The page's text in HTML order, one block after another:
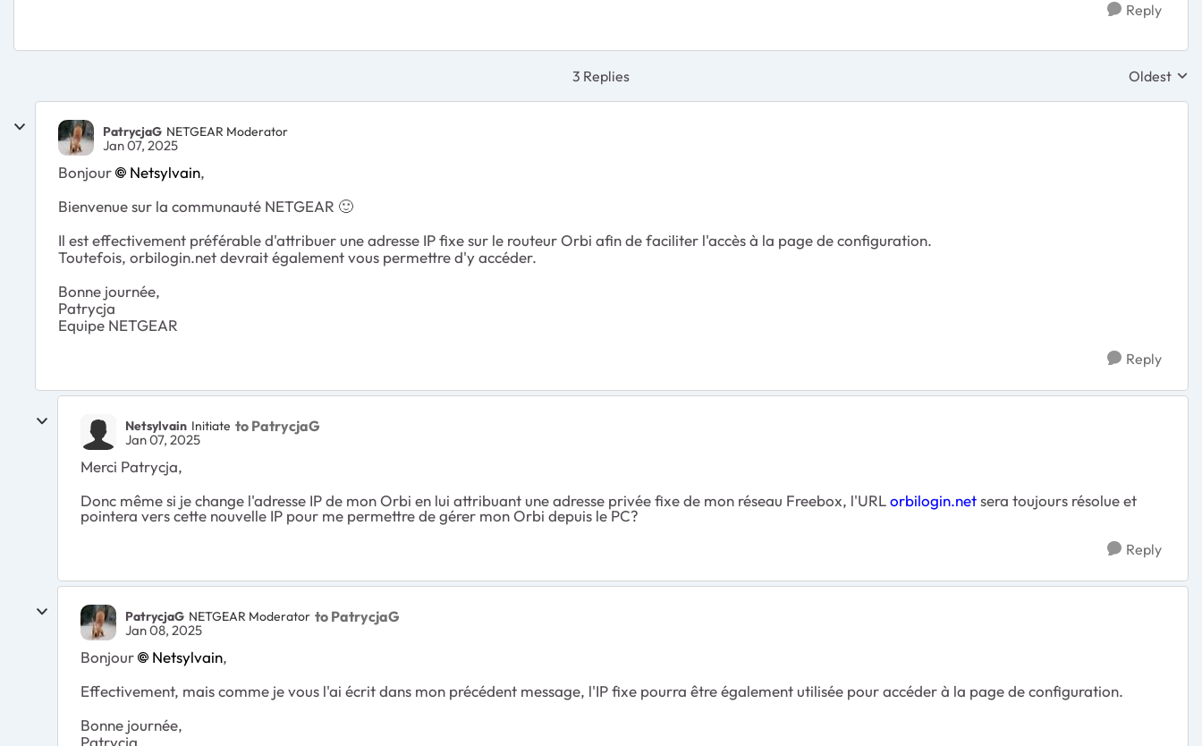
Reply
3 Replies Replies
Oldest
PatrycjaG NETGEAR Moderator
Jan 07, 2025
Bonjour Netsylvain,
Bienvenue sur la communauté NETGEAR 🙂
Il est effectivement préférable d'attribuer une adresse IP fixe sur le routeur Orbi afin de faciliter l'accès à la page de configuration.
Toutefois, orbilogin.net devrait également vous permettre d'y accéder.
Bonne journée,
Patrycja
Equipe NETGEAR
Reply
Netsylvain Initiate to PatrycjaG
Jan 07, 2025
Merci Patrycja,
Donc même si je change l'adresse IP de mon Orbi en lui attribuant une adresse privée fixe de mon réseau Freebox, l'URLorbilogin.netsera toujours résolue et
pointera vers cette nouvelle IP pour me permettre de gérer mon Orbi depuis le PC?
Reply
PatrycjaG NETGEAR Moderator to PatrycjaG
Jan 08, 2025
Bonjour Netsylvain,
Effectivement, mais comme je vous l'ai écrit dans mon précédent message, l'IP fixe pourra être également utilisée pour accéder à la page de configuration.
Bonne journée,
Patrycja